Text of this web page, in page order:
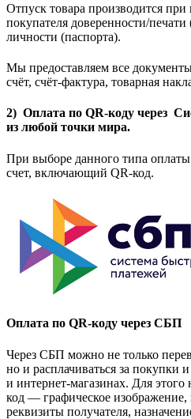
Отпуск товара производится при
покупателя доверенности/
личности (паспорта).
Мы предоставляем все
счёт, счёт-фактура, товарная
2) Оплата по QR-коду через
из любой точки мира.
При выборе данного типа
счет, включающий QR-код.
Оплата по QR-коду через СБП
Через СБП можно не только
но и расплачиваться за покупки
и интернет-магазинах. Для
код — графическое
реквизиты получателя,